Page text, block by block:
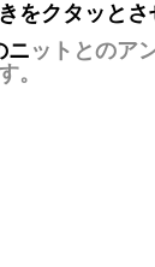
をクタッとさ
ニ ットとのア
。